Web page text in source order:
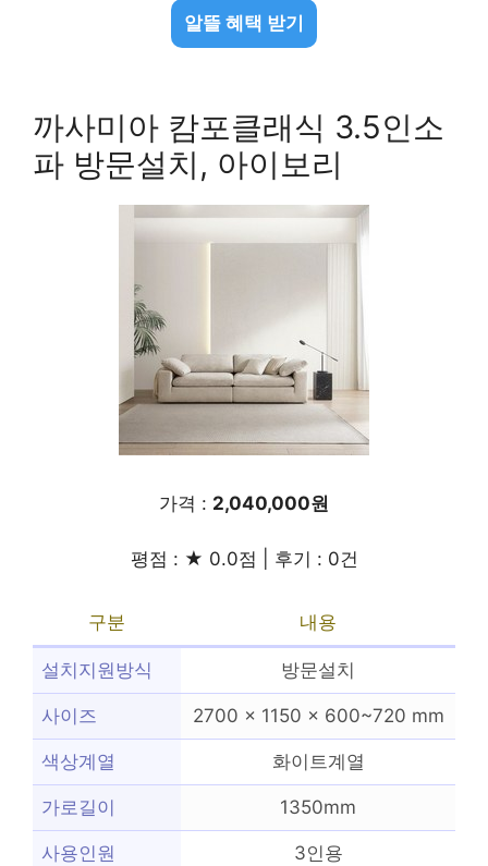
알뜰 혜택 받기
까사미아 캄포클래식 3.5인소
파 방문설치, 아이보리
가격 : 2,040,000원
평점 : ★ 0.0점 | 후기 : 0건
구분 내용
설치지원방식 방문설치
사이즈 2700 x 1150 x 600~720 mm
색상계열 화이트계열
가로길이 1350mm
사용인원 3인용